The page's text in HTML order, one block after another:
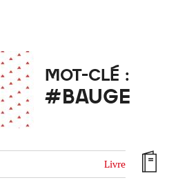
MOT-CLÉ :
#BAUGE
Livre